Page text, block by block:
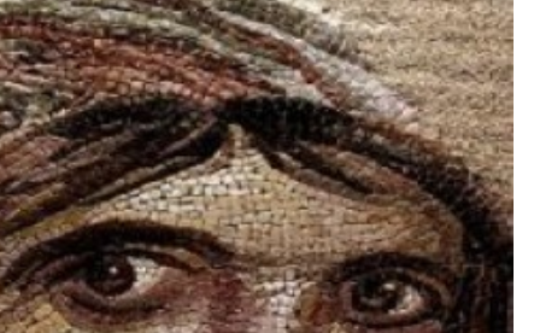
Birçok uyku hastalığının
tan...
En ucuz sigara 120 TL, en
pa...